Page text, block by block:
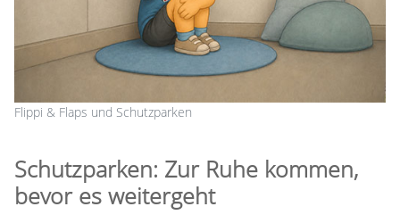
Flippi & Flaps und Schutzparken
Schutzparken: Zur Ruhe kommen,
bevor es weitergeht